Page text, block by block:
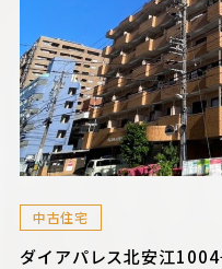
中古住宅
ダイアパレス北安江1004